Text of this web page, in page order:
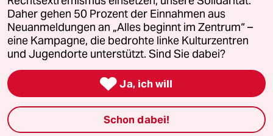
Feedback Redaktionsstatut Kommune-Richtlinien
Leitlinie Informant Datenschutz Impressum AGB
Seitenwende Einwilligungen widerrufen (Ads)
Daher gehen 50 Prozent der Einnahmen aus
Neuanmeldungen an „Alles beginnt im Zentrum“ –
eine Kampagne, die bedrohte linke Kulturzentren
und Jugendorte unterstützt. Sind Sie dabei?
 Ja, ich will
Schon dabei!